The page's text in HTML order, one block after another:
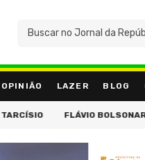
OPINIÃO LAZER BLOG
FIM DE SEMANA TEM